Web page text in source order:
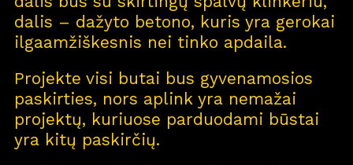
dalis – dažyto betono, kuris yra gerokai
ilgaamžiškesnis nei tinko apdaila.
Projekte visi butai bus gyvenamosios
paskirties, nors aplink yra nemažai
projektų, kuriuose parduodami būstai
yra kitų paskirčių.